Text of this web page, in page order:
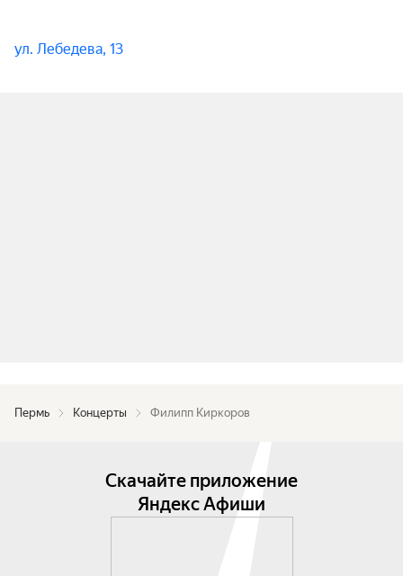
ул. Лебедева, 13
Пермь Концерты Филипп Киркоров
Скачайте приложение
Яндекс Афиши